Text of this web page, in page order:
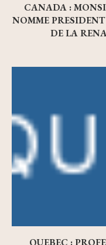
CANADA :
NOMME
DE LA
QUEBEC :